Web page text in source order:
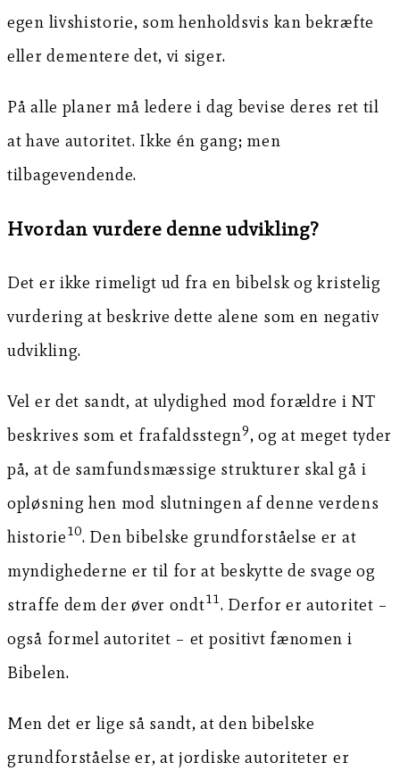
egen livshistorie, som henholdsvis kan bekræfte
eller dementere det, vi siger.
På alle planer må ledere i dag bevise deres ret til
at have autoritet. Ikke én gang; men
tilbagevendende.
Hvordan vurdere denne udvikling?
Det er ikke rimeligt ud fra en bibelsk og kristelig
vurdering at beskrive dette alene som en negativ
udvikling.
Vel er det sandt, at ulydighed mod forældre i NT
beskrives som et frafaldsstegn9, og at meget tyder
på, at de samfundsmæssige strukturer skal gå i
opløsning hen mod slutningen af denne verdens
historie10. Den bibelske grundforståelse er at
myndighederne er til for at beskytte de svage og
straffe dem der øver ondt11. Derfor er autoritet –
også formel autoritet – et positivt fænomen i
Bibelen.
Men det er lige så sandt, at den bibelske
grundforståelse er, at jordiske autoriteter er